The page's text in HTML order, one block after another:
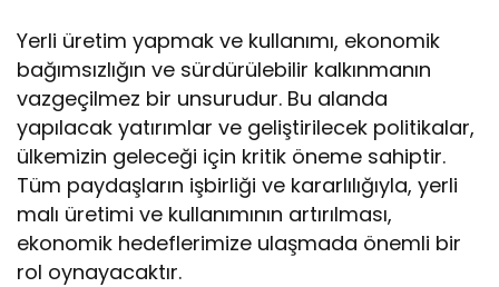
Yerli üretim yapmak ve kullanımı, ekonomik
bağımsızlığın ve sürdürülebilir kalkınmanın
vazgeçilmez bir unsurudur. Bu alanda
yapılacak yatırımlar ve geliştirilecek politikalar,
ülkemizin geleceği için kritik öneme sahiptir.
Tüm paydaşların işbirliği ve kararlılığıyla, yerli
malı üretimi ve kullanımının artırılması,
ekonomik hedeflerimize ulaşmada önemli bir
rol oynayacaktır.